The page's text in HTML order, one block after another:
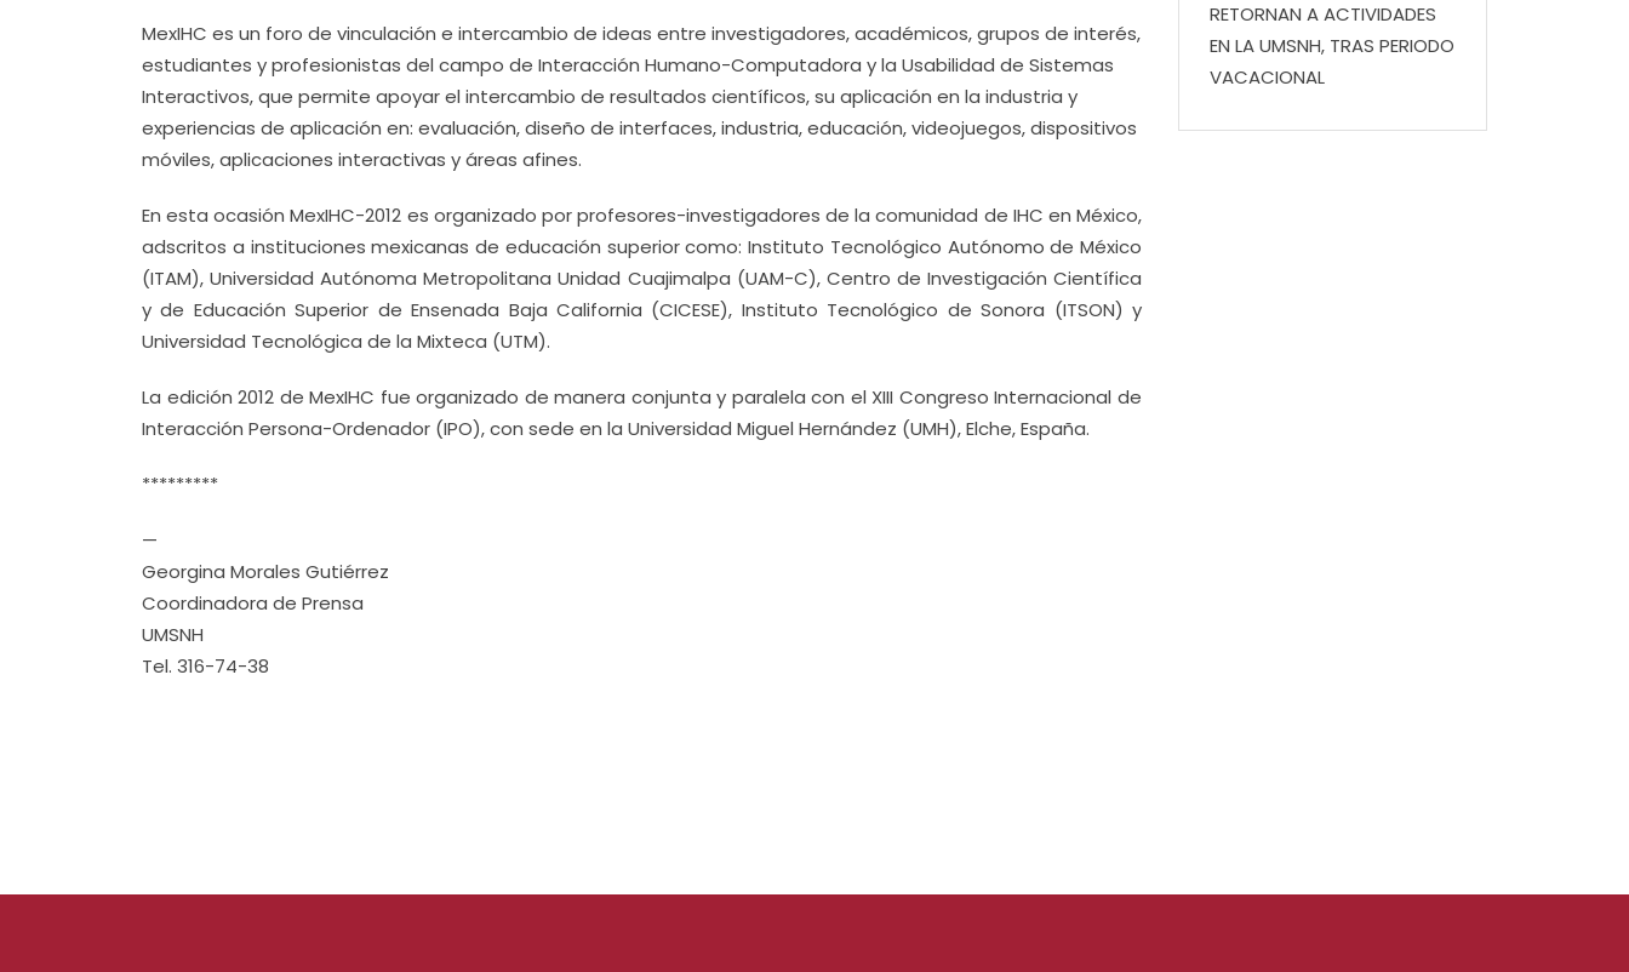
MexIHC es un foro de vinculación e intercambio de ideas entre investigadores, académicos, grupos de interés,
estudiantes y profesionistas del campo de Interacción Humano-Computadora y la Usabilidad de Sistemas
Interactivos, que permite apoyar el intercambio de resultados científicos, su aplicación en la industria y
experiencias de aplicación en: evaluación, diseño de interfaces, industria, educación, videojuegos, dispositivos
móviles, aplicaciones interactivas y áreas afines.
En esta ocasión MexIHC-2012 es organizado por profesores-investigadores de la comunidad de IHC en México,
adscritos a instituciones mexicanas de educación superior como: Instituto Tecnológico Autónomo de México
(ITAM), Universidad Autónoma Metropolitana Unidad Cuajimalpa (UAM-C), Centro de Investigación Científica
y de Educación Superior de Ensenada Baja California (CICESE), Instituto Tecnológico de Sonora (ITSON) y
Universidad Tecnológica de la Mixteca (UTM).
La edición 2012 de MexIHC fue organizado de manera conjunta y paralela con el XIII Congreso Internacional de
Interacción Persona-Ordenador (IPO), con sede en la Universidad Miguel Hernández (UMH), Elche, España.
*********
—
Georgina Morales Gutiérrez
Coordinadora de Prensa
UMSNH
Tel. 316-74-38
RETORNAN A ACTIVIDADES
EN LA UMSNH, TRAS PERIODO
VACACIONAL